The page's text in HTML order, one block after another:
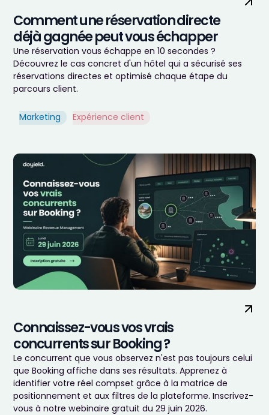
Comment une réservation directe
déjà gagnée peut vous échapper
Une réservation vous échappe en 10 secondes ?
Découvrez le cas concret d'un hôtel qui a sécurisé ses
réservations directes et optimisé chaque étape du
parcours client.
Marketing Expérience client
Connaissez-vous vos vrais
concurrents sur Booking ?
Le concurrent que vous observez n'est pas toujours celui
que Booking affiche dans ses résultats. Apprenez à
identifier votre réel compset grâce à la matrice de
positionnement et aux filtres de la plateforme. Inscrivez-
vous à notre webinaire gratuit du 29 juin 2026.